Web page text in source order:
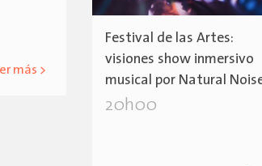
más >
Festival de las Artes:
visiones show inmersivo
musical por Natural
20h00